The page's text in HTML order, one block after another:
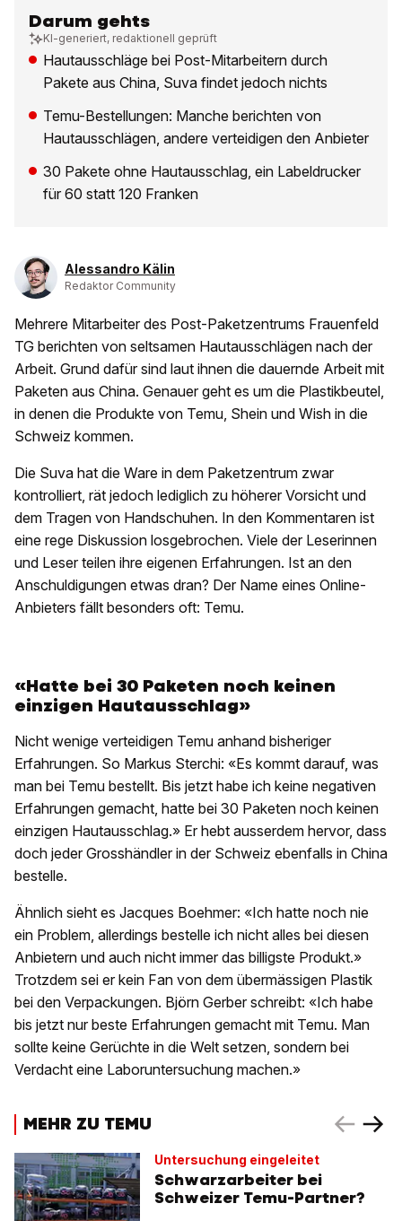
Darum gehts
KI-generiert, redaktionell geprüft
Hautausschläge bei Post-Mitarbeitern durch
Pakete aus China, Suva findet jedoch nichts
Temu-Bestellungen: Manche berichten von
Hautausschlägen, andere verteidigen den Anbieter
30 Pakete ohne Hautausschlag, ein Labeldrucker
für 60 statt 120 Franken
Alessandro Kälin
Redaktor Community
Mehrere Mitarbeiter des Post-Paketzentrums Frauenfeld
TG berichten von seltsamen Hautausschlägen nach der
Arbeit. Grund dafür sind laut ihnen die dauernde Arbeit mit
Paketen aus China. Genauer geht es um die Plastikbeutel,
in denen die Produkte von Temu, Shein und Wish in die
Schweiz kommen.
Die Suva hat die Ware in dem Paketzentrum zwar
kontrolliert, rät jedoch lediglich zu höherer Vorsicht und
dem Tragen von Handschuhen. In den Kommentaren ist
eine rege Diskussion losgebrochen. Viele der Leserinnen
und Leser teilen ihre eigenen Erfahrungen. Ist an den
Anschuldigungen etwas dran? Der Name eines Online-
Anbieters fällt besonders oft: Temu.
«Hatte bei 30 Paketen noch keinen
einzigen Hautausschlag»
Nicht wenige verteidigen Temu anhand bisheriger
Erfahrungen. So Markus Sterchi: «Es kommt darauf, was
man bei Temu bestellt. Bis jetzt habe ich keine negativen
Erfahrungen gemacht, hatte bei 30 Paketen noch keinen
einzigen Hautausschlag.» Er hebt ausserdem hervor, dass
doch jeder Grosshändler in der Schweiz ebenfalls in China
bestelle.
Ähnlich sieht es Jacques Boehmer: «Ich hatte noch nie
ein Problem, allerdings bestelle ich nicht alles bei diesen
Anbietern und auch nicht immer das billigste Produkt.»
Trotzdem sei er kein Fan von dem übermässigen Plastik
bei den Verpackungen. Björn Gerber schreibt: «Ich habe
bis jetzt nur beste Erfahrungen gemacht mit Temu. Man
sollte keine Gerüchte in die Welt setzen, sondern bei
Verdacht eine Laboruntersuchung machen.»
MEHR ZU TEMU
Untersuchung eingeleitet
Schwarzarbeiter bei
Schweizer Temu-Partner?